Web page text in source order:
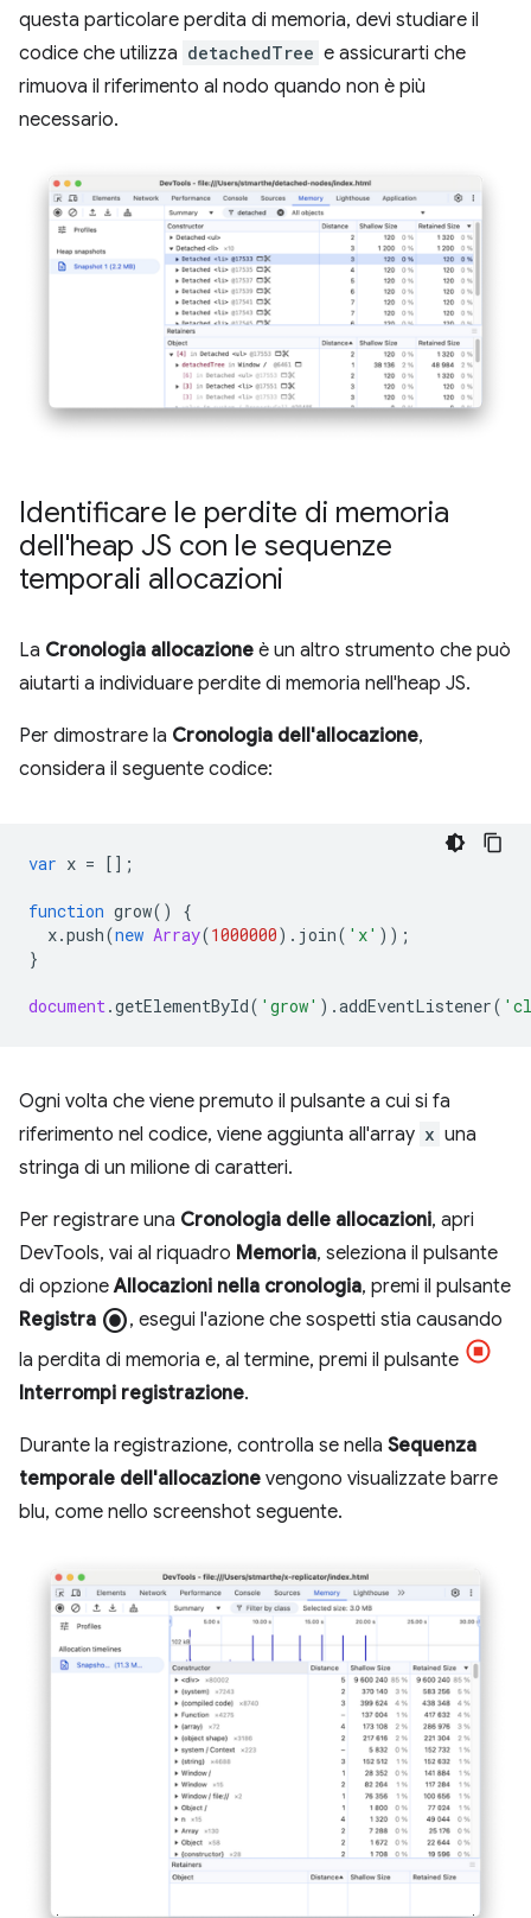
questa particolare perdita di memoria, devi studiare il
codice che utilizza detachedTree e assicurarti che
rimuova il riferimento al nodo quando non è più
necessario.
Identificare le perdite di memoria
dell'heap JS con le sequenze
temporali allocazioni
La Cronologia allocazione è un altro strumento che può
aiutarti a individuare perdite di memoria nell'heap JS.
Per dimostrare la Cronologia dell'allocazione,
considera il seguente codice:
var x = [];
function grow()
{
x.push(new Array(1000000). join( 'x' ));
}
document.getElementById( 'grow' ).addEventListener(
Ogni volta che viene premuto il pulsante a cui si fa
riferimento nel codice, viene aggiunta all'array x una
stringa di un milione di caratteri.
Per registrare una Cronologia delle allocazioni, apri
DevTools, vai al riquadro Memoria, seleziona il pulsante
di opzioneAllocazioni nella cronologia, premi il pulsante
Registra radio_button_checked, esegui l'azione che sospetti stia causando
la perdita di memoria e, al termine, premi il pulsante
Interrompi registrazione.
Durante la registrazione, controlla se nella Sequenza
temporale dell'allocazione vengono visualizzate barre
blu, come nello screenshot seguente.